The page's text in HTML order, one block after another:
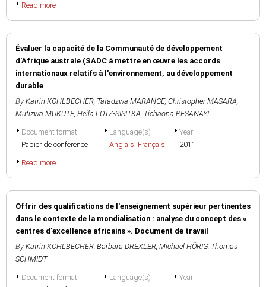
Read more
Évaluer la capacité de la Communauté de développement
d'Afrique australe (SADC à mettre en œuvre les accords
internationaux relatifs à l'environnement, au développement
durable
By Katrin KOHLBECHER, Tafadzwa MARANGE, Christopher MASARA,
Mutizwa MUKUTE, Heila LOTZ-SISITKA, Tichaona PESANAYI
Document format
Papier de conference
Language(s)
Anglais, Français
Year
2011
Read more
Offrir des qualifications de l'enseignement supérieur pertinentes
dans le contexte de la mondialisation : analyse du concept des «
centres d'excellence africains ». Document de travail
By Katrin KOHLBECHER, Barbara DREXLER, Michael HÖRIG, Thomas
SCHMIDT
Document format
Language(s)
Year